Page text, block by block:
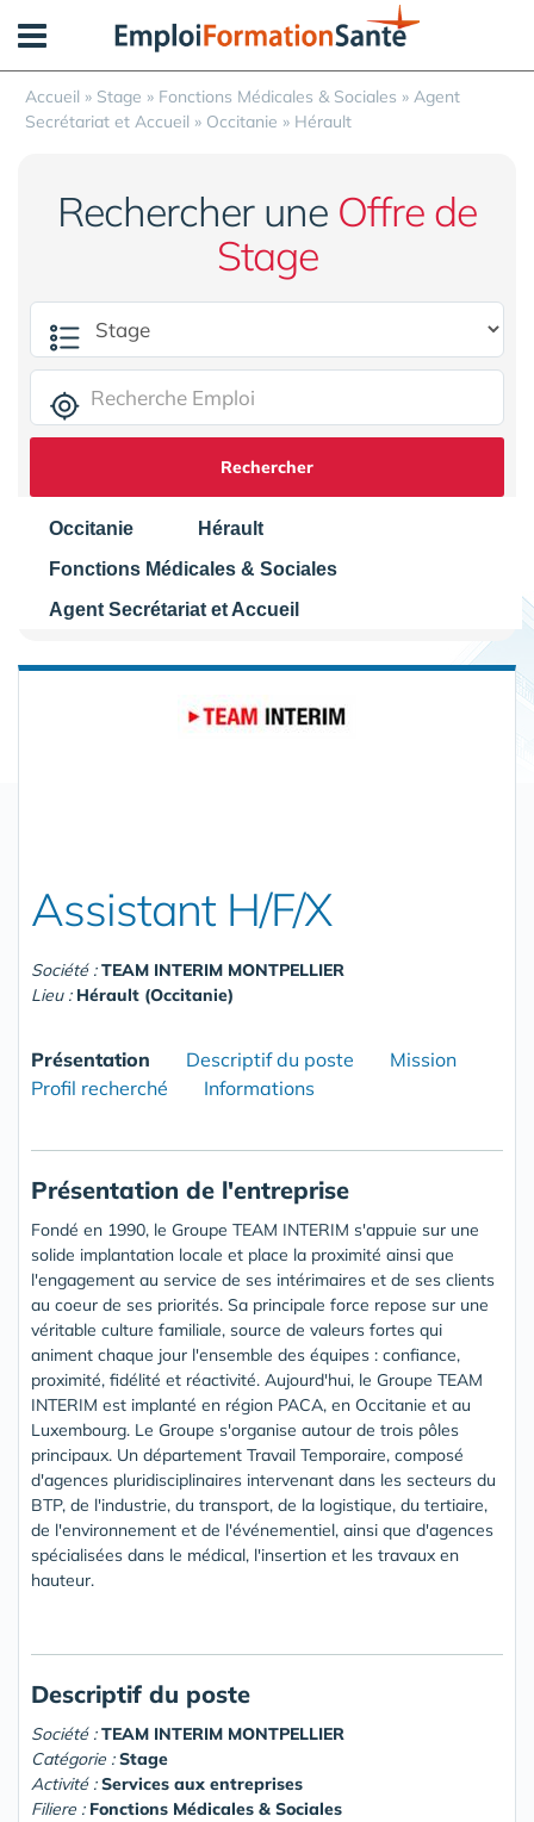
Accueil » Stage » Fonctions Médicales & Sociales » Agent
Secrétariat et Accueil » Occitanie » Hérault
Rechercher une Offre de
Stage
Rechercher
Occitanie
Hérault
Fonctions Médicales & Sociales
Agent Secrétariat et Accueil
Assistant H/F/X
Société :TEAM INTERIM MONTPELLIER
Lieu : Hérault (Occitanie)
Présentation Descriptif du poste
Mission
Profil recherché
Informations
Présentation de l'entreprise
Fondé en 1990, le Groupe TEAM INTERIM s'appuie sur une
solide implantation locale et place la proximité ainsi que
l'engagement au service de ses intérimaires et de ses clients
au coeur de ses priorités. Sa principale force repose sur une
véritable culture familiale, source de valeurs fortes qui
animent chaque jour l'ensemble des équipes : confiance,
proximité, fidélité et réactivité. Aujourd'hui, le Groupe TEAM
INTERIM est implanté en région PACA, en Occitanie et au
Luxembourg. Le Groupe s'organise autour de trois pôles
principaux. Un département Travail Temporaire, composé
d'agences pluridisciplinaires intervenant dans les secteurs du
BTP, de l'industrie, du transport, de la logistique, du tertiaire,
de l'environnement et de l'événementiel, ainsi que d'agences
spécialisées dans le médical, l'insertion et les travaux en
hauteur.
Descriptif du poste
Société :TEAM INTERIM MONTPELLIER
Catégorie :Stage
Activité :Services aux entreprises
Filiere : Fonctions Médicales & Sociales